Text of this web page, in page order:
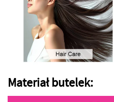
Materiał butelek: